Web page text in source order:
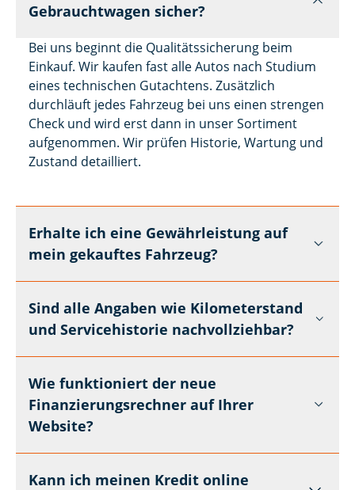
Gebrauchtwagen sicher?
Bei uns beginnt die Qualitätssicherung beim
Einkauf. Wir kaufen fast alle Autos nach Studium
eines technischen Gutachtens. Zusätzlich
durchläuft jedes Fahrzeug bei uns einen strengen
Check und wird erst dann in unser Sortiment
aufgenommen. Wir prüfen Historie, Wartung und
Zustand detailliert.
Erhalte ich eine Gewährleistung auf
mein gekauftes Fahrzeug?
Sind alle Angaben wie Kilometerstand
und Servicehistorie nachvollziehbar?
Wie funktioniert der neue
Finanzierungsrechner auf Ihrer
Website?
Kann ich meinen Kredit online